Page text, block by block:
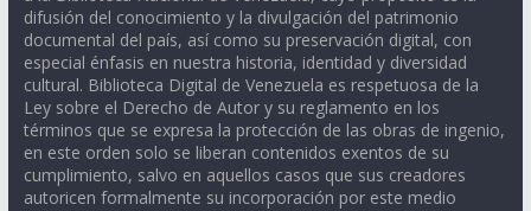
difusión del conocimiento y la divulgación del patrimonio
documental del país, así como su preservación digital, con
especial énfasis en nuestra historia, identidad y diversidad
cultural. Biblioteca Digital de Venezuela es respetuosa de la
Ley sobre el Derecho de Autor y su reglamento en los
términos que se expresa la protección de las obras de ingenio,
en este orden solo se liberan contenidos exentos de su
cumplimiento, salvo en aquellos casos que sus creadores
autoricen formalmente su incorporación por este medio